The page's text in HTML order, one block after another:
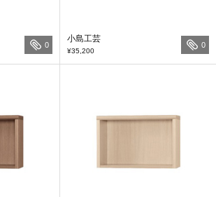
0
小島工芸
¥35,200
0